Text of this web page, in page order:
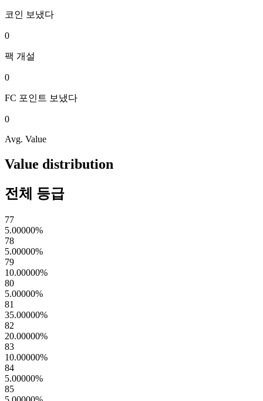
코인 보냈다
0
팩 개설
0
FC 포인트 보냈다
0
Avg. Value
Value distribution
전체 등급
77
5.00000%
78
5.00000%
79
10.00000%
80
5.00000%
81
35.00000%
82
20.00000%
83
10.00000%
84
5.00000%
85